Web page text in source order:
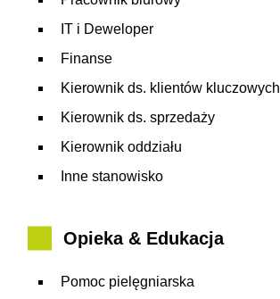
IT i Deweloper
Finanse
Kierownik ds. klientów kluczowych
Kierownik ds. sprzedaży
Kierownik oddziału
Inne stanowisko
Opieka & Edukacja
Pomoc pielęgniarska